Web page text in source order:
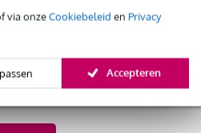
via onzeCookiebeleid en Privacy
Accepteren